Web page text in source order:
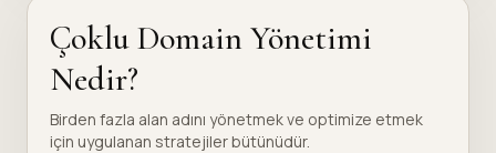
Çoklu Domain Yönetimi
Nedir?
Birden fazla alan adını yönetmek ve optimize etmek
için uygulanan stratejiler bütünüdür.